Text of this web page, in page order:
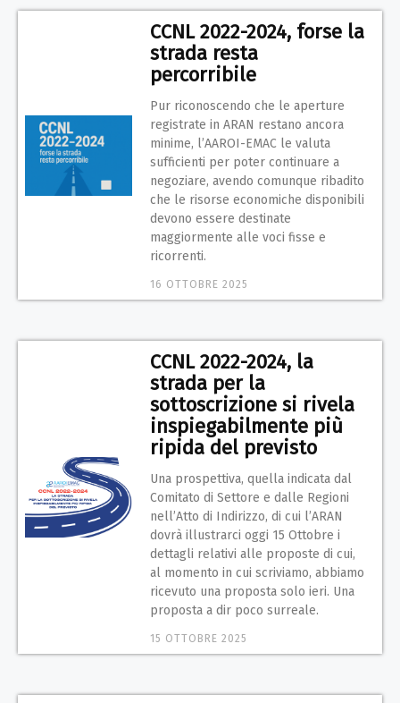
CCNL 2022-2024, forse la
strada resta
percorribile
Pur riconoscendo che le aperture
registrate in ARAN restano ancora
minime, l’AAROI-EMAC le valuta
sufficienti per poter continuare a
negoziare, avendo comunque ribadito
che le risorse economiche disponibili
devono essere destinate
maggiormente alle voci fisse e
ricorrenti.
16 OTTOBRE 2025
CCNL 2022-2024, la
strada per la
sottoscrizione si rivela
inspiegabilmente più
ripida del previsto
Una prospettiva, quella indicata dal
Comitato di Settore e dalle Regioni
nell’Atto di Indirizzo, di cui l’ARAN
dovrà illustrarci oggi 15 Ottobre i
dettagli relativi alle proposte di cui,
al momento in cui scriviamo, abbiamo
ricevuto una proposta solo ieri. Una
proposta a dir poco surreale.
15 OTTOBRE 2025